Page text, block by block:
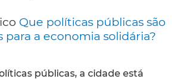
Que políticas públicas são
para a economia solidária?
públicas, a cidade está